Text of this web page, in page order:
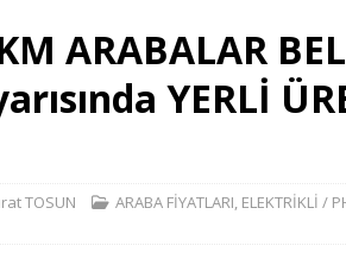
ARABALAR
YERLİ
TOSUN ARABA FİYATLARI, ELEKTRİKLİ /